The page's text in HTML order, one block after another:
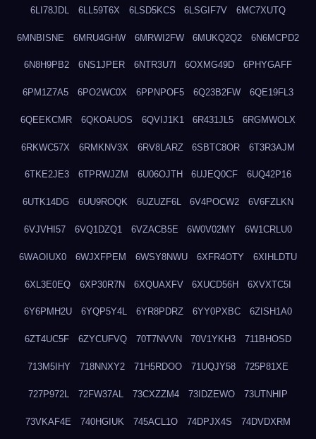
6LI78JDL 6LL59T6X 6LSD5KCS 6LSGIF7V 6MC7XUTQ
6MNBISNE 6MRU4GHW 6MRWI2FW 6MUKQ2Q2 6N6MCPD2
6N8H9PB2 6NS1JPER 6NTR3U7I 6OXMG49D 6PHYGAFF
6PM1Z7A5 6PO2WC0X 6PPNPOF5 6Q23B2FW 6QE19FL3
6QEEKCMR 6QKOAUOS 6QVIJ1K1 6R431JL5 6RGMWOLX
6RKWC57X 6RMKNV3X 6RV8LARZ 6SBTC8OR 6T3R3AJM
6TKE2JE3 6TPRWJZM 6U06OJTH 6UJEQ0CF 6UQ42P16
6UTK14DG 6UU9ROQK 6UZUZF6L 6V4POCW2 6V6FZLKN
6VJVHI57 6VQ1DZQ1 6VZACB5E 6W0V02MY 6W1CRLU0
6WAOIUX0 6WJXFPEM 6WSY8NWU 6XFR4OTY 6XIHLDTU
6XL3E0EQ 6XP30R7N 6XQUAXFV 6XUCD56H 6XVXTC5I
6Y6PMH2U 6YQP5Y4L 6YR8PDRZ 6YY0PXBC 6ZISH1A0
6ZT4UC5F 6ZYCUFVQ 70T7NVVN 70V1YKH3 711BHOSD
713M5IHY 718NNXY2 71H5RDOO 71UQJY58 725P81XE
727P972L 72FW37AL 73CXZZM4 73IDZEWO 73UTNHIP
73VKAF4E 740HGIUK 745ACL1O 74DPJX4S 74DVDXRM